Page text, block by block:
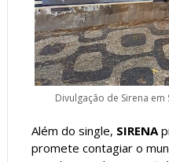
Divulgação de Sirena
Além do single, SIRENA
promete contagiar o